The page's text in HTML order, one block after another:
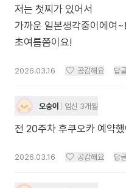
저는 첫찌가 있어서
가까운 일본생각중이에여~!
초여름쯤이요!
2026.03.16 공감해요 답
오숭이 임신 3개월
전 20주차 후쿠오카 예약했
2026.03.16 공감해요 답